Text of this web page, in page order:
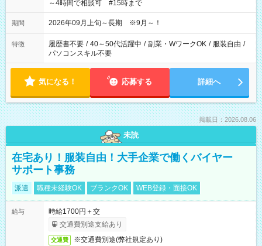
～4時間で相談可 #15時まで
期間 2026年09月上旬～長期 ※9月～！
特徴 履歴書不要 / 40～50代活躍中 / 副業・WワークOK / 服装自由 /
パソコンスキル不要
気になる！ 応募する 詳細へ
掲載日：2026.08.06
未読
在宅あり！服装自由！大手企業で働くバイヤー
サポート事務
派遣 職種未経験OK ブランクOK WEB登録・面接OK
給与
時給1700円＋交
交通費別途支給あり
交通費 ※交通費別途(弊社規定あり)